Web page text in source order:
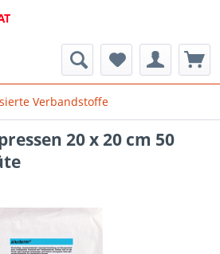
Verbandstoffe
20 x 20 cm 50